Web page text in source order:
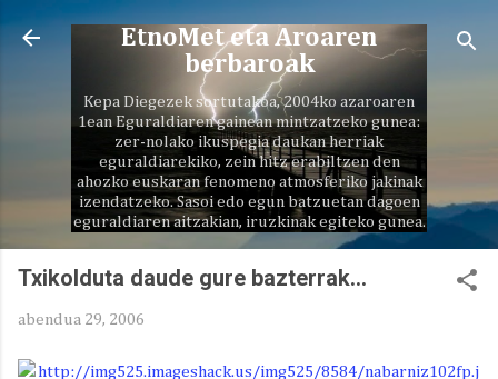
Saltatu eta joan eduki nagusira
EtnoMet eta Aroaren
berbaroak
Kepa Diegezek sortutakoa, 2004ko azaroaren
1ean Eguraldiaren gainean mintzatzeko gunea:
zer-nolako ikuspegia daukan herriak
eguraldiarekiko, zein hitz erabiltzen den
ahozko euskaran fenomeno atmosferiko jakinak
izendatzeko. Sasoi edo egun batzuetan dagoen
eguraldiaren aitzakian, iruzkinak egiteko gunea.
Txikolduta daude gure bazterrak...
abendua 29, 2006